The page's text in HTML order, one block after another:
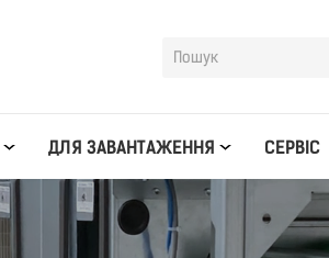
ДЛЯ ЗАВАНТАЖЕННЯ СЕРВІС